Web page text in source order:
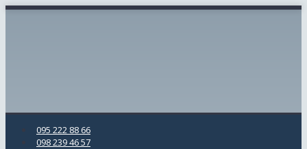
095 222 88 66
098 239 46 57